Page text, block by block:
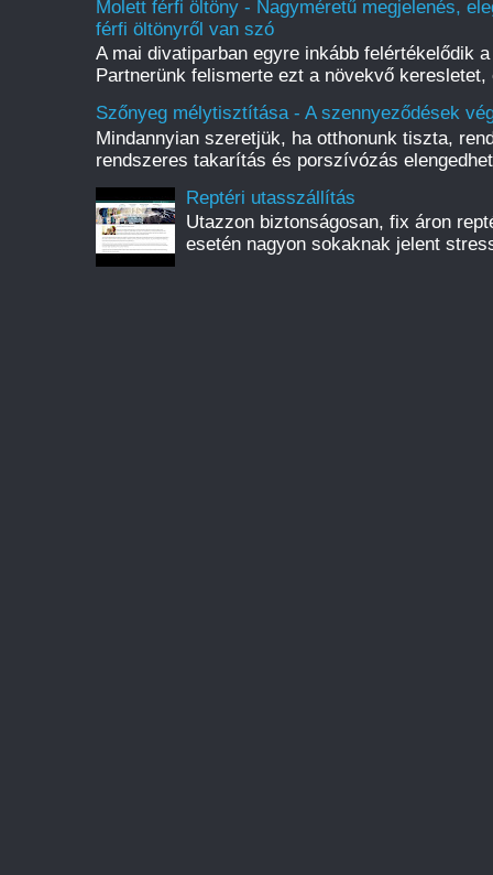
Molett férfi öltöny - Nagyméretű megjelenés,
férfi öltönyről van szó
A mai divatiparban egyre inkább felértékelődik
Partnerünk felismerte ezt a növekvő
Szőnyeg mélytisztítása - A szennyeződések
Mindannyian szeretjük, ha otthonunk tiszta,
rendszeres takarítás és porszívózás
Reptéri utasszállítás
Utazzon biztonságosan, fix áron
esetén nagyon sokaknak jelent